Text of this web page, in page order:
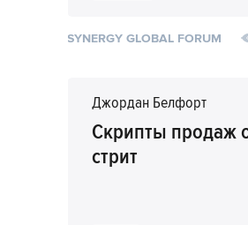
SYNERGY GLOBAL FORUM
Джордан Белфорт
Скрипты продаж
стрит